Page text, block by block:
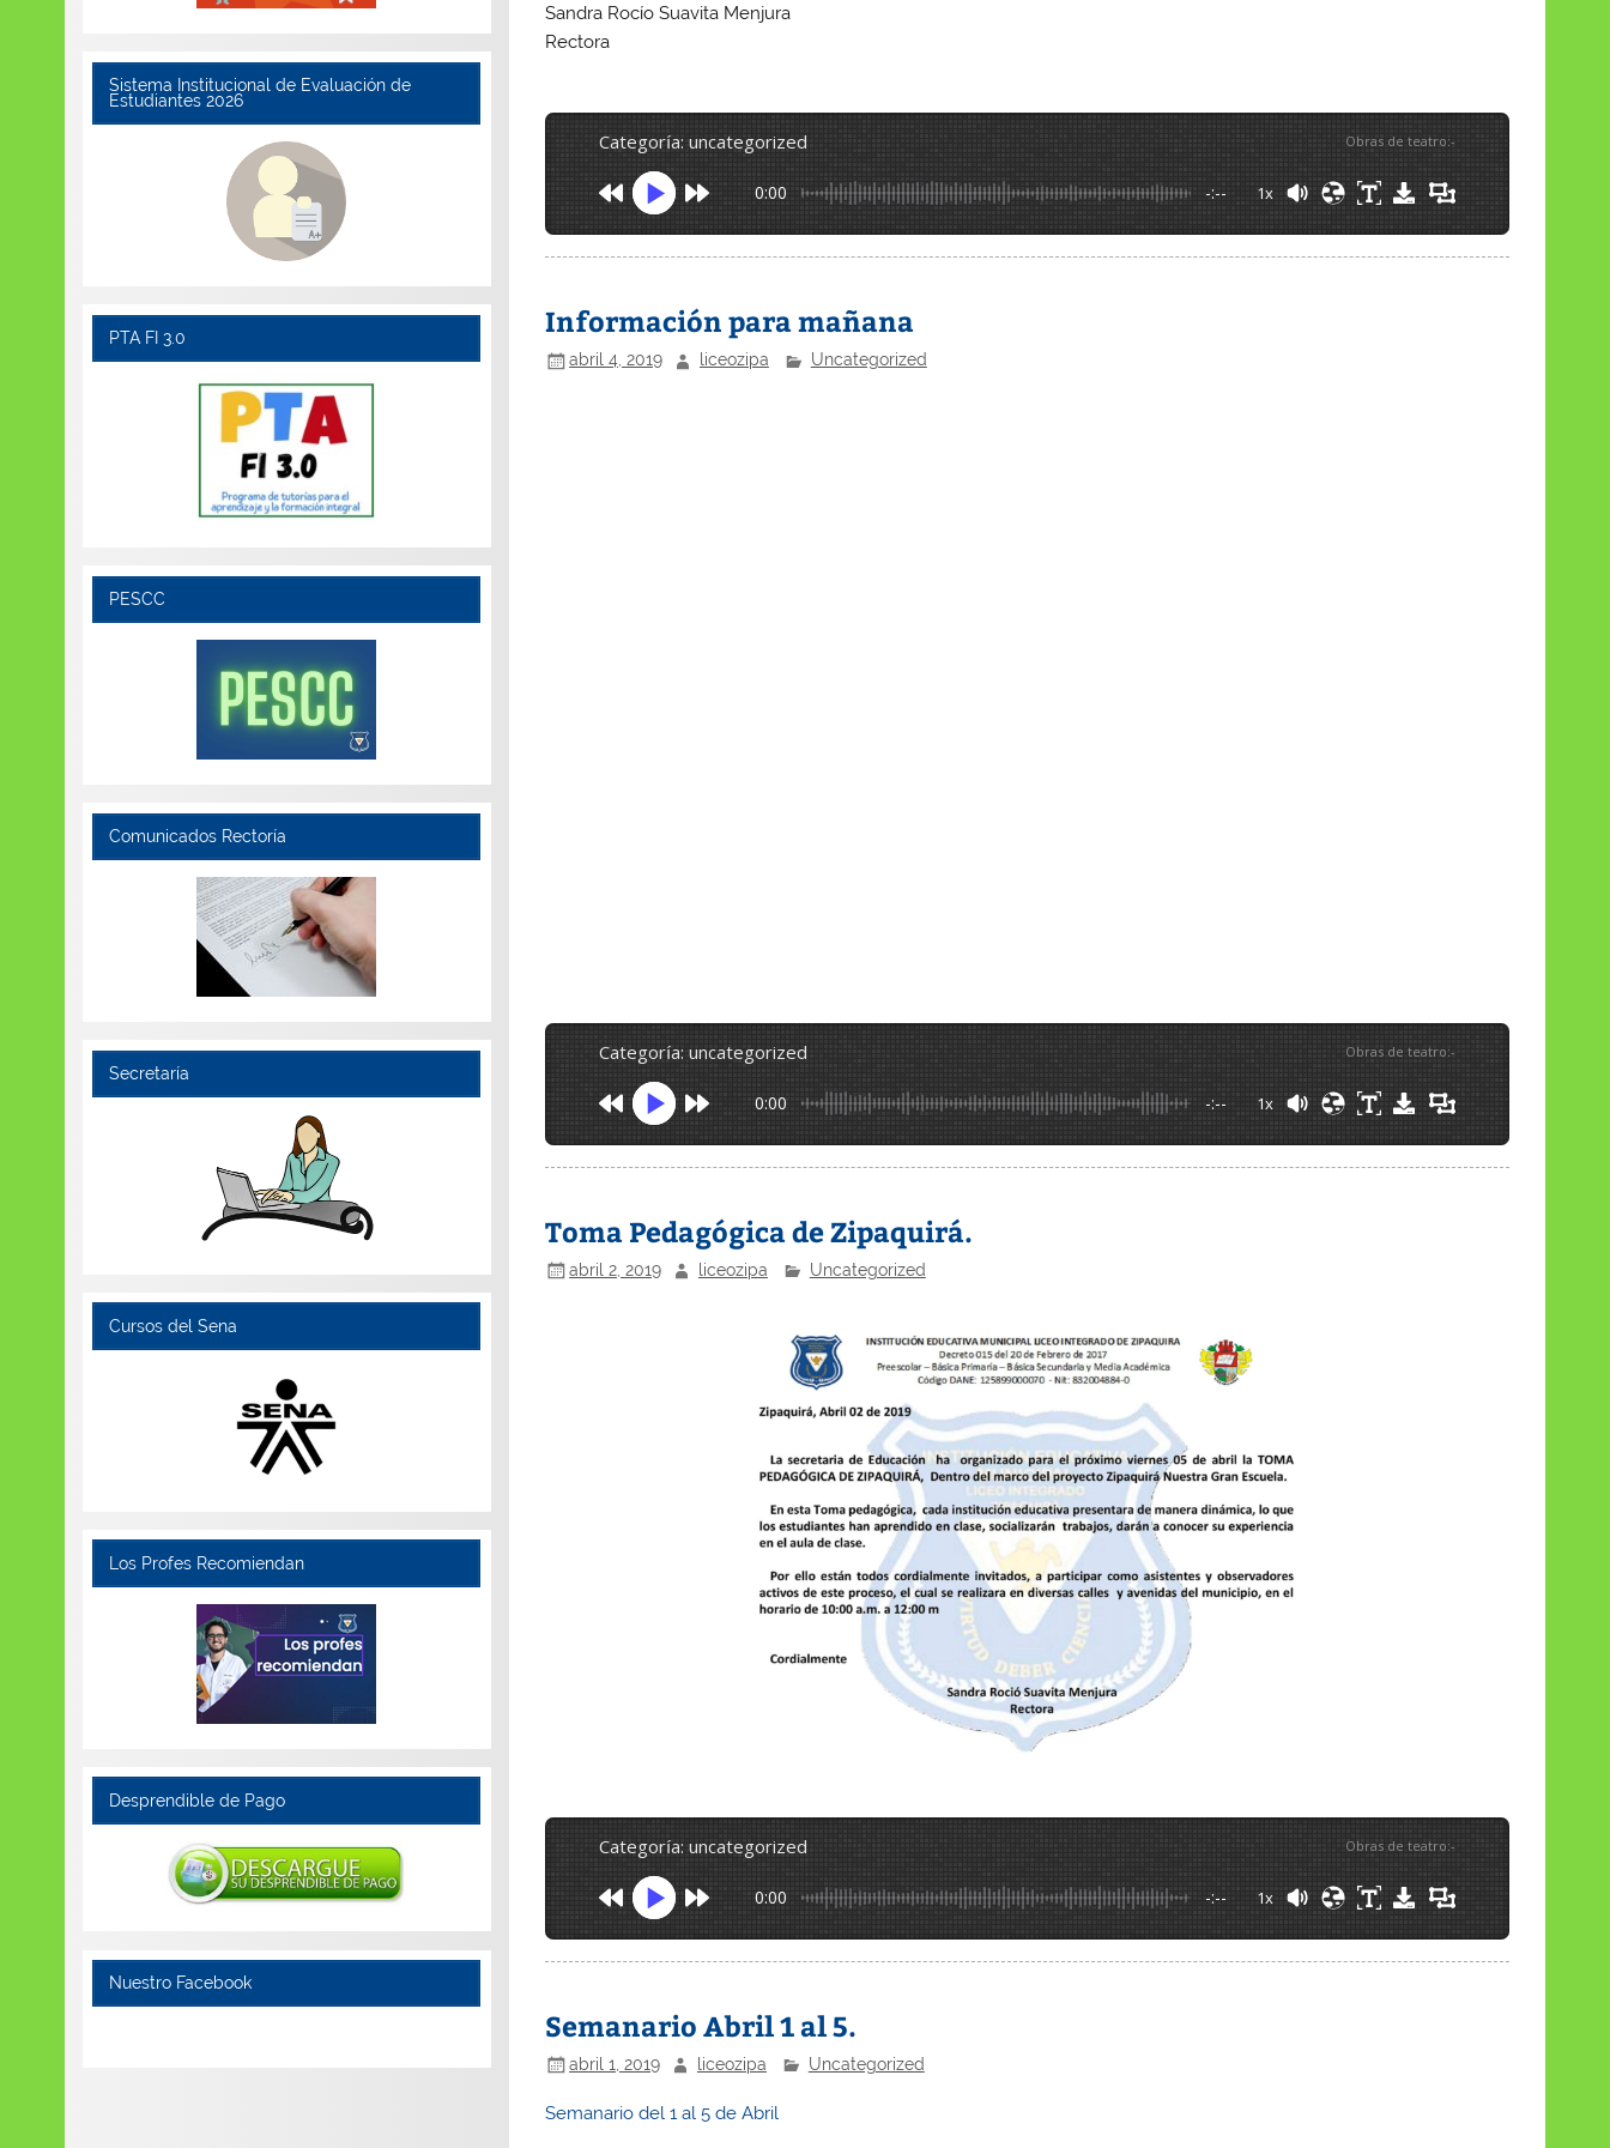
Sandra Rocío Suavita Menjura
Rectora
categoría: uncategorized Obras de teatro:-
0:00 -:-- 1x
Información para mañana
abril 4, 2019 liceozipa Uncategorized
categoría: uncategorized Obras de teatro:-
0:00 -:-- 1x
Toma Pedagógica de Zipaquirá.
abril 2, 2019 liceozipa Uncategorized
categoría: uncategorized Obras de teatro:-
0:00 -:-- 1x
Semanario Abril 1 al 5.
abril 1, 2019 liceozipa Uncategorized
Semanario del 1 al 5 de Abril
Sistema Institucional de Evaluación de
Estudiantes 2026
PTA FI 3.0
PESCC
Comunicados Rectoría
Secretaría
Cursos del Sena
Los Profes Recomiendan
Desprendible de Pago
Nuestro Facebook